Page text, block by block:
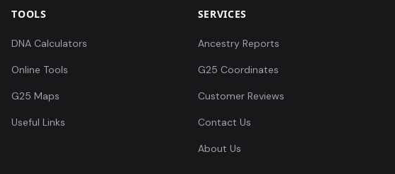
TOOLS
DNA Calculators
Online Tools
G25 Maps
Useful Links
SERVICES
Ancestry Reports
G25 Coordinates
Customer Reviews
Contact Us
About Us